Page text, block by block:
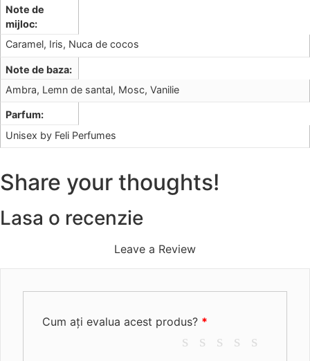
Note de
mijloc
Caramel, Iris, Nuca de cocos
Note de baza
Ambra, Lemn de santal, Mosc, Vanilie
Parfum
Unisex by Feli Perfumes
Share your thoughts!
Lasa o recenzie
Leave a Review
Cum ați evalua acest produs? *